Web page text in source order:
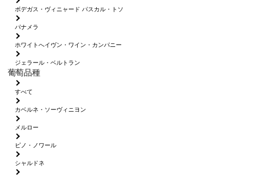
ボデガス・ヴィニャード パスカル・トソ
パナメラ
ホワイトへイヴン・ワイン・カンパニー
ジェラール・ベルトラン
葡萄品種
すべて
カベルネ・ソーヴィニヨン
メルロー
ピノ・ノワール
シャルドネ